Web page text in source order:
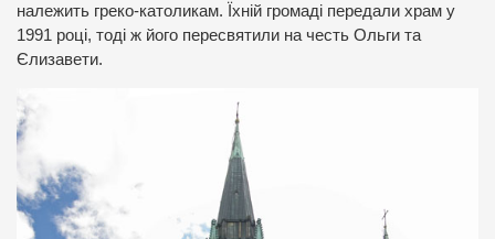
належить греко-католикам. Їхній громаді передали храм у
1991 році, тоді ж його пересвятили на честь Ольги та
Єлизавети.